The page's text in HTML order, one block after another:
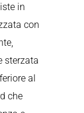
in
con
sterzata
al
che